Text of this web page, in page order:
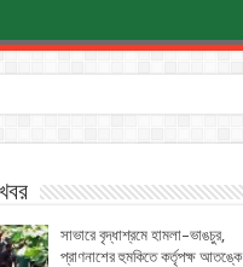
সাভারে বৃদ্ধাশ্রমে হামলা–ভাঙচুর,
প্রাণনাশের হুমকিতে কর্তৃপক্ষ আতঙ্কে